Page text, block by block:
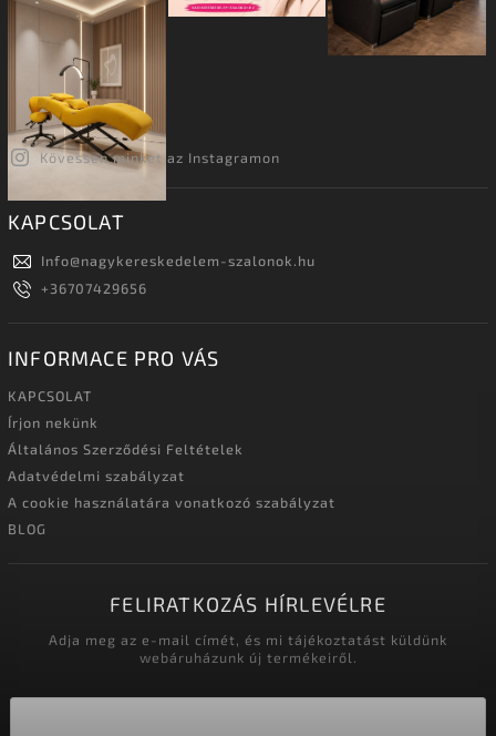
Kövessen minket az Instagramon
KAPCSOLAT
Info@nagykereskedelem-szalonok.hu
+36707429656
INFORMACE PRO VÁS
KAPCSOLAT
Írjon nekünk
Általános Szerződési Feltételek
Adatvédelmi szabályzat
A cookie használatára vonatkozó szabályzat
BLOG
FELIRATKOZÁS HÍRLEVÉLRE
Adja meg az e-mail címét, és mi tájékoztatást küldünk
webáruházunk új termékeiről.